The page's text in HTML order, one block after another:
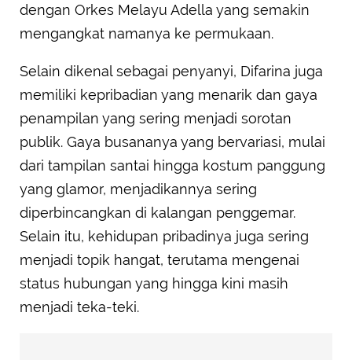
dengan Orkes Melayu Adella yang semakin
mengangkat namanya ke permukaan.
Selain dikenal sebagai penyanyi, Difarina juga
memiliki kepribadian yang menarik dan gaya
penampilan yang sering menjadi sorotan
publik. Gaya busananya yang bervariasi, mulai
dari tampilan santai hingga kostum panggung
yang glamor, menjadikannya sering
diperbincangkan di kalangan penggemar.
Selain itu, kehidupan pribadinya juga sering
menjadi topik hangat, terutama mengenai
status hubungan yang hingga kini masih
menjadi teka-teki.